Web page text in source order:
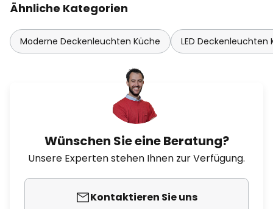
Ähnliche Kategorien
Moderne Deckenleuchten Küche LED Deckenleuchten
Wünschen Sie eine Beratung?
Unsere Experten stehen Ihnen zur Verfügung.
Kontaktieren Sie uns